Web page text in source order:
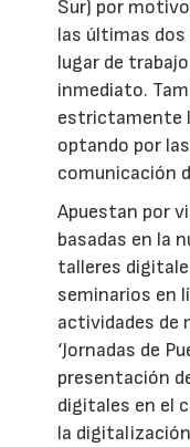
Sur) por
las últimas dos
lugar de
inmediato.
estrictamente
optando por
comunicación
Apuestan por
basadas en la
talleres
seminarios en
actividades de
‘Jornadas de
presentación
digitales en el
la